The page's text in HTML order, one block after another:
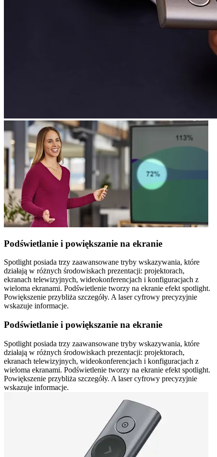
Podświetlanie i powiększanie na ekranie
Spotlight posiada trzy zaawansowane tryby wskazywania, które
działają w różnych środowiskach prezentacji: projektorach,
ekranach telewizyjnych, wideokonferencjach i konfiguracjach z
wieloma ekranami. Podświetlenie tworzy na ekranie efekt spotlight.
Powiększenie przybliża szczegóły. A laser cyfrowy precyzyjnie
wskazuje informacje.
Podświetlanie i powiększanie na ekranie
Spotlight posiada trzy zaawansowane tryby wskazywania, które
działają w różnych środowiskach prezentacji: projektorach,
ekranach telewizyjnych, wideokonferencjach i konfiguracjach z
wieloma ekranami. Podświetlenie tworzy na ekranie efekt spotlight.
Powiększenie przybliża szczegóły. A laser cyfrowy precyzyjnie
wskazuje informacje.